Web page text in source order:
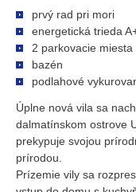
prvý rad pri mori
energetická trieda
2 parkovacie miesta
bazén
podlahové
Úplne nová vila sa
dalmatínskom ostrove
prekypuje svojou
prírodou.
Prízemie vily sa